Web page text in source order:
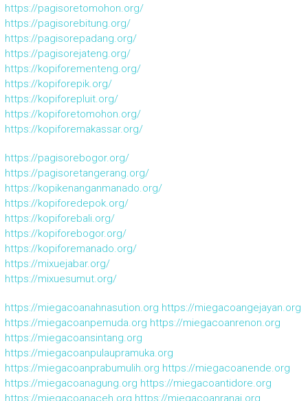
https://pagisoretomohon.org/
https://pagisorebitung.org/
https://pagisorepadang.org/
https://pagisorejateng.org/
https://kopiforementeng.org/
https://kopiforepik.org/
https://kopiforepluit.org/
https://kopiforetomohon.org/
https://kopiforemakassar.org/
https://pagisorebogor.org/
https://pagisoretangerang.org/
https://kopikenanganmanado.org/
https://kopiforedepok.org/
https://kopiforebali.org/
https://kopiforebogor.org/
https://kopiforemanado.org/
https://mixuejabar.org/
https://mixuesumut.org/
https://miegacoanahnasution.org https://miegacoangejayan.org
https://miegacoanpemuda.org https://miegacoanrenon.org
https://miegacoansintang.org
https://miegacoanpulaupramuka.org
https://miegacoanprabumulih.org https://miegacoanende.org
https://miegacoanagung.org https://miegacoantidore.org
https://miegacoanaceh.org https://miegacoanranai.org